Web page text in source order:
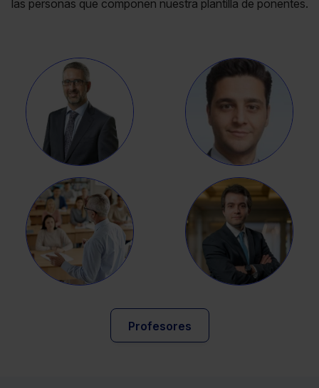
las personas que componen nuestra plantilla de ponentes.
Profesores